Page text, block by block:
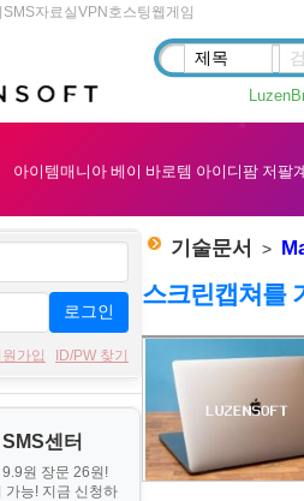
SMS자료실 VPN 호스팅 웹게임
로그인
원가입 ID/PW 찾기
센터
원 장문 26원!
가능! 지금 신청하
기술문서 >
스크린캡쳐를
기
본
정